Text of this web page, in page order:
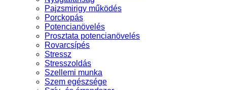
Pajzsmirigy működés
Porckopás
Potencianövelés
Prosztata potencianövelés
Rovarcsípés
Stressz
Stresszoldás
Szellemi munka
Szem egészsége